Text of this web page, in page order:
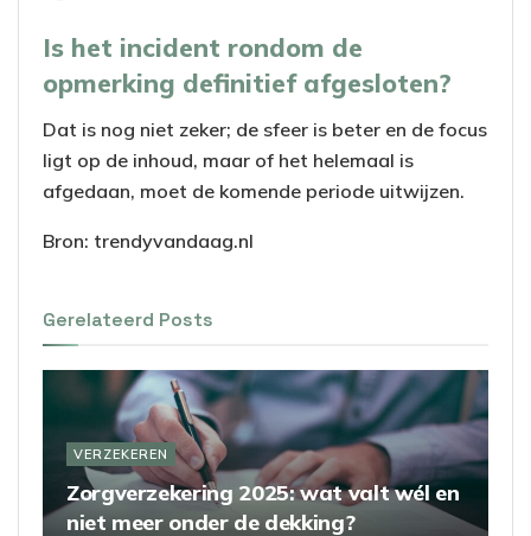
Is het incident rondom de
opmerking definitief afgesloten?
Dat is nog niet zeker; de sfeer is beter en de focus
ligt op de inhoud, maar of het helemaal is
afgedaan, moet de komende periode uitwijzen.
Bron: trendyvandaag.nl
Gerelateerd Posts
VERZEKEREN
Zorgverzekering 2025: wat valt wél en
niet meer onder de dekking?